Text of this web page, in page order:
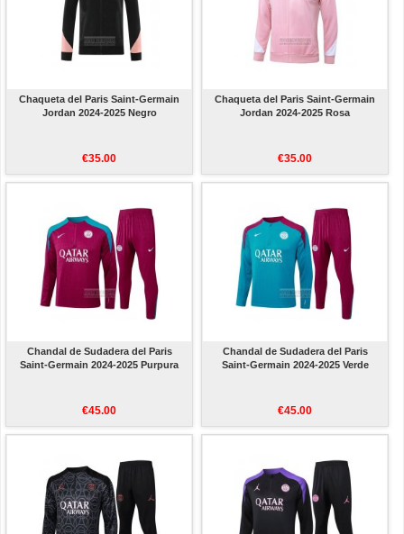
Chaqueta del Paris Saint-Germain
Jordan 2024-2025 Negro
€35.00
Chaqueta del Paris Saint-Germain
Jordan 2024-2025 Rosa
€35.00
Chandal de Sudadera del Paris
Saint-Germain 2024-2025 Purpura
€45.00
Chandal de Sudadera del Paris
Saint-Germain 2024-2025 Verde
€45.00